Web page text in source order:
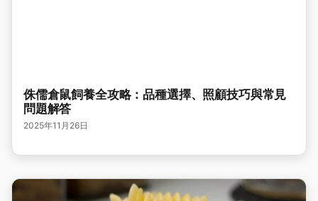
侏儒倉鼠飼養全攻略：品種選擇、照顧技巧與常見
問題解答
2025年11月26日